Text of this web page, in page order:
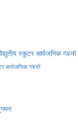
सार्वजनिक ग¥यो